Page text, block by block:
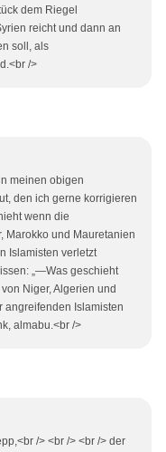
dem Riegel
reicht und dann an
soll, als
/>
meinen obigen
den ich gerne korrigieren
wenn die
Marokko und Mauretanien
Islamisten verletzt
„—Was geschieht
Niger, Algerien und
angreifenden Islamisten
almabu.<br />
/> <br /> <br /> der